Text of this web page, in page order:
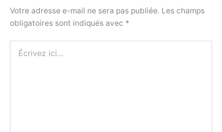
Votre adresse e-mail ne sera pas publiée. Les champs
obligatoires sont indiqués avec *
ici…